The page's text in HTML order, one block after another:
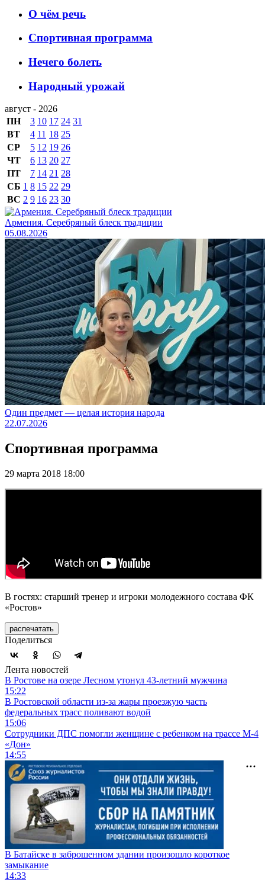
О чём речь
Спортивная программа
Нечего болеть
Народный урожай
август - 2026
ПН
3 10 17 24 31
ВТ
4 11 18 25
СР
5 12 19 26
ЧТ
6 13 20 27
ПТ
7 14 21 28
СБ 1 8 15 22 29
ВС 2 9 16 23 30
Армения. Серебряный блеск традиции
05.08.2026
Один предмет — целая история народа
22.07.2026
Спортивная программа
29 марта 2018 18:00
В гостях: старший тренер и игроки молодежного состава ФК
«Ростов»
распечатать
Поделиться
Лента новостей
В Ростове на озере Лесном утонул 43-летний мужчина
15:22
В Ростовской области из-за жары проезжую часть
федеральных трасс поливают водой
15:06
Сотрудники ДПС помогли женщине с ребенком на трассе М-4
«Дон»
14:55
В Батайске в заброшенном здании произошло короткое
замыкание
14:33